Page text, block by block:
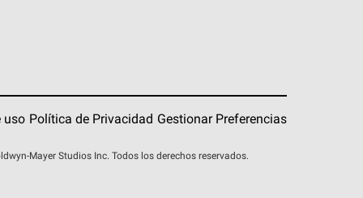
uso Política de Privacidad Gestionar Preferencias
Mayer Studios Inc. Todos los derechos reservados.